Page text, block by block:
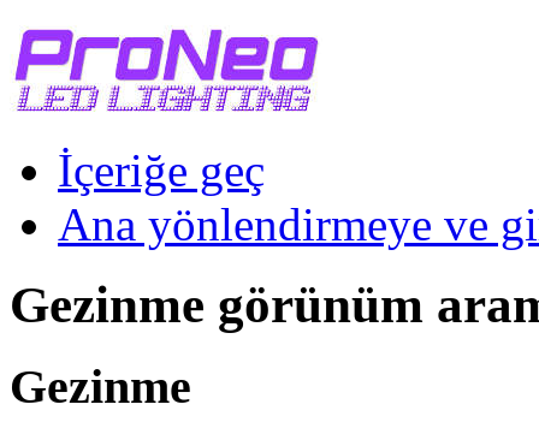
İçeriğe geç
Ana yönlendirmeye ve
Gezinme görünüm
Gezinme